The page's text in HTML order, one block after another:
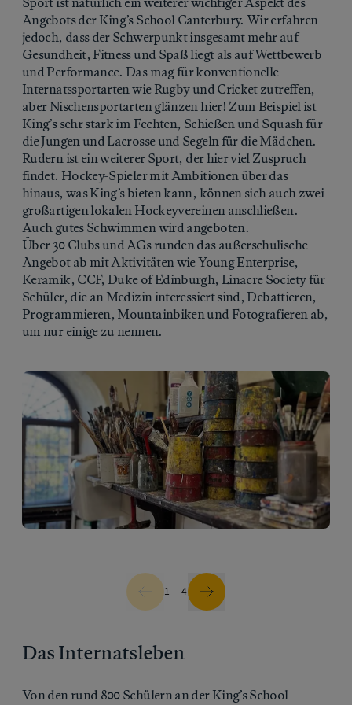
Angebots der King’s School Canterbury. Wir erfahren
jedoch, dass der Schwerpunkt insgesamt mehr auf
Gesundheit, Fitness und Spaß liegt als auf Wettbewerb
und Performance. Das mag für konventionelle
Internatssportarten wie Rugby und Cricket zutreffen,
aber Nischensportarten glänzen hier! Zum Beispiel ist
King’s sehr stark im Fechten, Schießen und Squash für
die Jungen und Lacrosse und Segeln für die Mädchen.
Rudern ist ein weiterer Sport, der hier viel Zuspruch
findet. Hockey-Spieler mit Ambitionen über das
hinaus, was King’s bieten kann, können sich auch zwei
großartigen lokalen Hockeyvereinen anschließen.
Auch gutes Schwimmen wird angeboten.
Über 30 Clubs und AGs runden das außerschulische
Angebot ab mit Aktivitäten wie Young Enterprise,
Keramik, CCF, Duke of Edinburgh, Linacre Society für
Schüler, die an Medizin interessiert sind, Debattieren,
Programmieren, Mountainbiken und Fotografieren ab,
um nur einige zu nennen.
1 - 4
Das Internatsleben
Von den rund 800 Schülern an der King’s School